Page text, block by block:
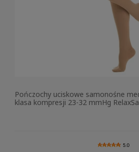
Pończochy uciskowe samonośne
klasa kompresji 23-32 mmHg
5.0